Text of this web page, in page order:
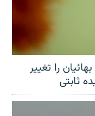
را تغییر
ثابتی